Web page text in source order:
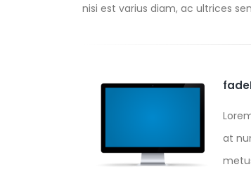
nisi est varius diam, ac ultrices
at